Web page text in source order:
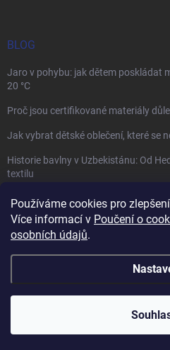
Používáme cookies pro
Více informací v Poučení o
osobních údajů.
BLOG
Jaro v pohybu: jak dětem poskládat
20 °C
Proč jsou certifikované materiály
Jak vybrat dětské oblečení, které se
Historie bavlny v Uzbekistánu: Od
textilu
Mamazone |
Copyright 2026Winkiki. Všechna
cookies